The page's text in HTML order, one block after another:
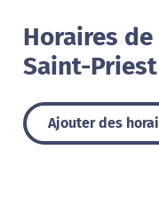
Horaires
Saint-Priest
Ajouter des